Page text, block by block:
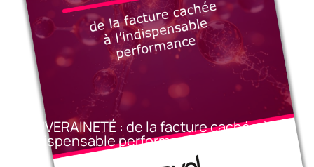
SOUVERAINETÉ : de la facture cachée à
l’indispensable performance